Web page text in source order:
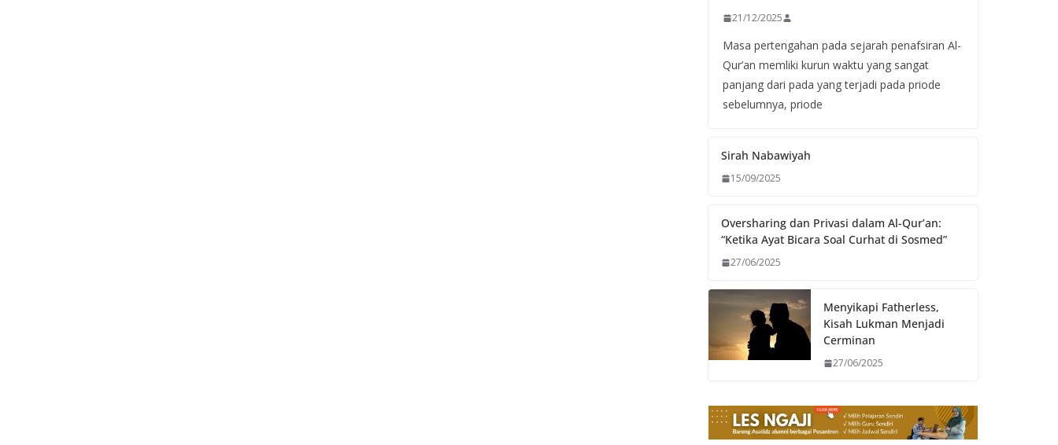
21/12/2025
Masa pertengahan pada sejarah penafsiran Al-
Qur’an memliki kurun waktu yang sangat
panjang dari pada yang terjadi pada priode
sebelumnya, priode
Sirah Nabawiyah
15/09/2025
Oversharing dan Privasi dalam Al-Qur’an:
“Ketika Ayat Bicara Soal Curhat di Sosmed”
27/06/2025
Menyikapi Fatherless,
Kisah Lukman Menjadi
Cerminan
27/06/2025